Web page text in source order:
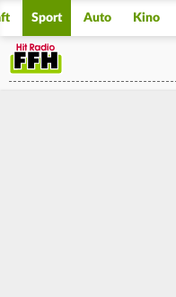
Sport Auto Kino